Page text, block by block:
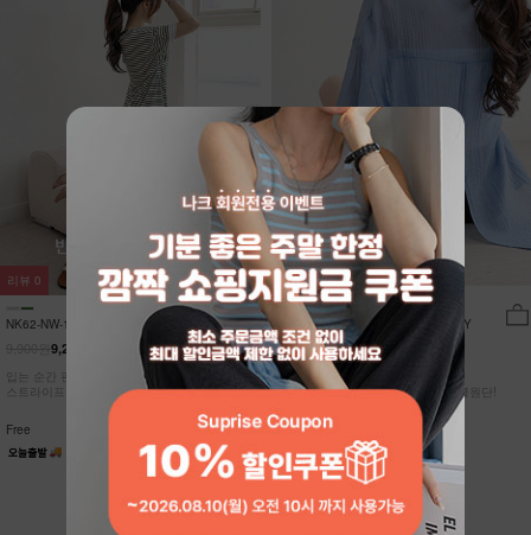
NK62-NW-11/유포니 반팔+반바지 홈웨
9,210원
입는 순간 편안함이 달라지는 캡내장
스트라이프 홈웨어 SET
Free
리뷰 0
NK62-TS-32/일루민 뒤트임 셔츠_DY
7%
20,370원
21,900원
[ 답답한ZERO! 시스루 원단! ]
[55-99] 은은하게 반짝이는 고급링클원단!
Free
리뷰15